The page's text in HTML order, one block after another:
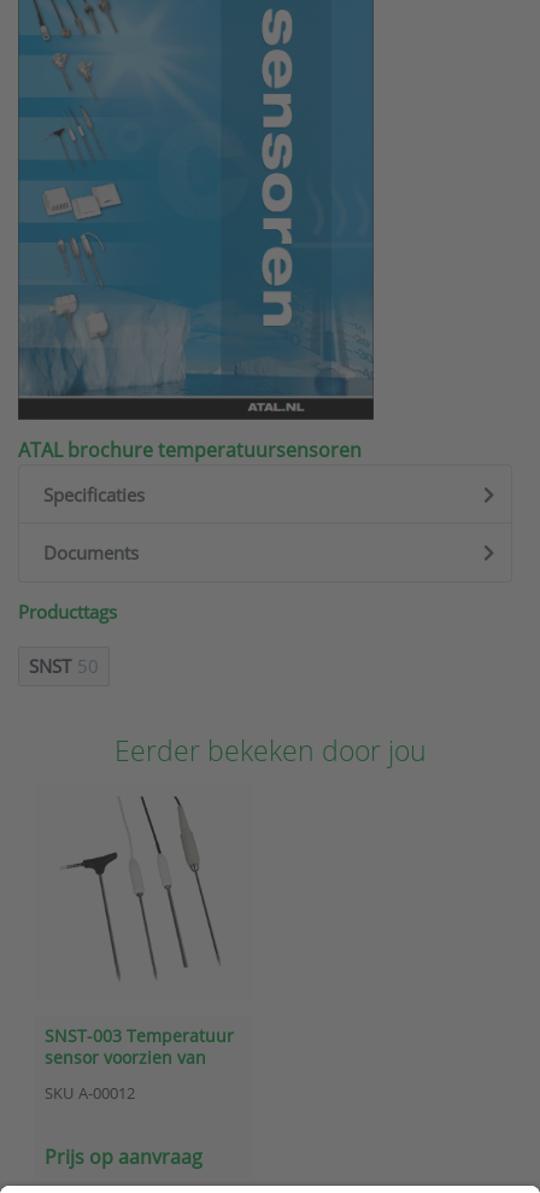
ATAL brochure temperatuursensoren
Specificaties
Documents
Producttags
SNST 50
Eerder bekeken door jou
SNST-003 Temperatuur
sensor voorzien van
SKU A-00012
Prijs op aanvraag